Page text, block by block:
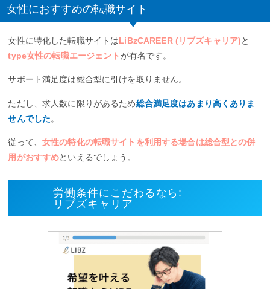
女性におすすめの転職サイト
女性に特化した転職サイトはLiBzCAREER (リブズキャリア)と
type女性の転職エージェント が有名です。
サポート満足度は総合型に引けを取りません。
ただし、求人数に限りがあるため総合満足度はあまり高くありま
せんでした。
従って、女性の特化の転職サイトを利用する場合は総合型との併
用がおすすめといえるでしょう。
労働条件にこだわるなら:
リブズキャリア